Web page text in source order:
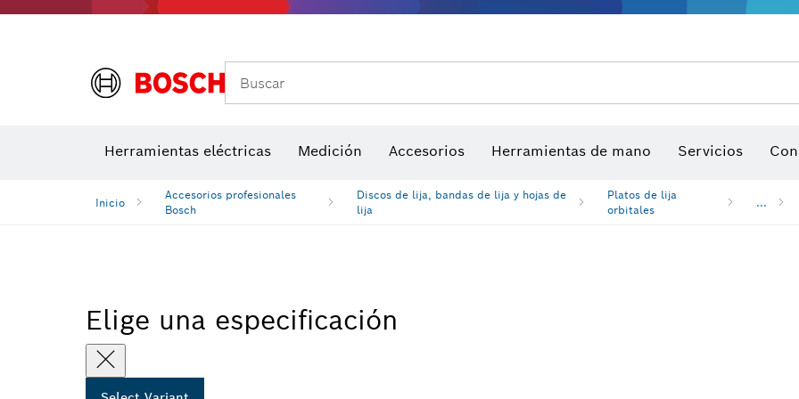
Buscar
Herramientas eléctricas Medición Accesorios Herramientas de mano Servicios
Inicio
Accesorios profesionales
Bosch
Discos de lija, bandas de lija y hojas de
lija
Platos de lija
orbitales
...
Elige una especificación